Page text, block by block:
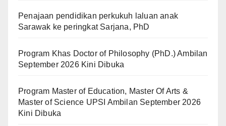
Penajaan pendidikan perkukuh laluan anak
Sarawak ke peringkat Sarjana, PhD
Program Khas Doctor of Philosophy (PhD.) Ambilan
September 2026 Kini Dibuka
Program Master of Education, Master Of Arts &
Master of Science UPSI Ambilan September 2026
Kini Dibuka